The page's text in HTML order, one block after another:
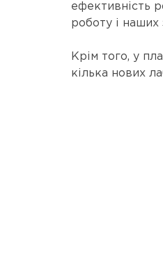
ефективність
роботу і наших
Крім того, у
кілька нових